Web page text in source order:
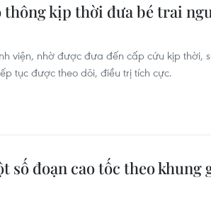
thông kịp thời đưa bé trai
viện, nhờ được đưa đến cấp cứu kịp thời,
tục được theo dõi, điều trị tích cực.
số đoạn cao tốc theo khung